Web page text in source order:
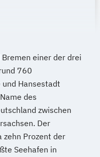
einer der drei
760
Hansestadt
des
zwischen
Der
zehn Prozent der
Seehafen in